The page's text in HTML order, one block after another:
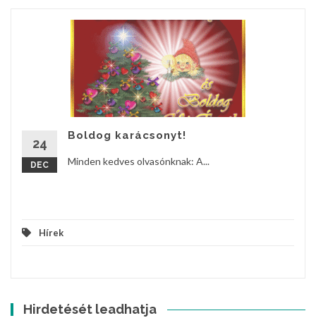
24
DEC
Boldog karácsonyt!
Minden kedves olvasónknak: A...
Hírek
Hirdetését leadhatja